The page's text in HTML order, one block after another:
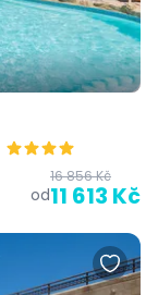
od
16 856 Kč
11 613 Kč